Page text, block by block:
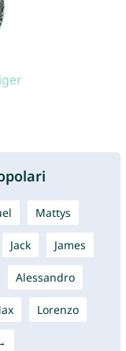
Mattys
Jack James
Alessandro
Lorenzo